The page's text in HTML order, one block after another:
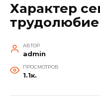
Характер
АВТОР
admin
ПРОСМОТРОВ
1.1к.